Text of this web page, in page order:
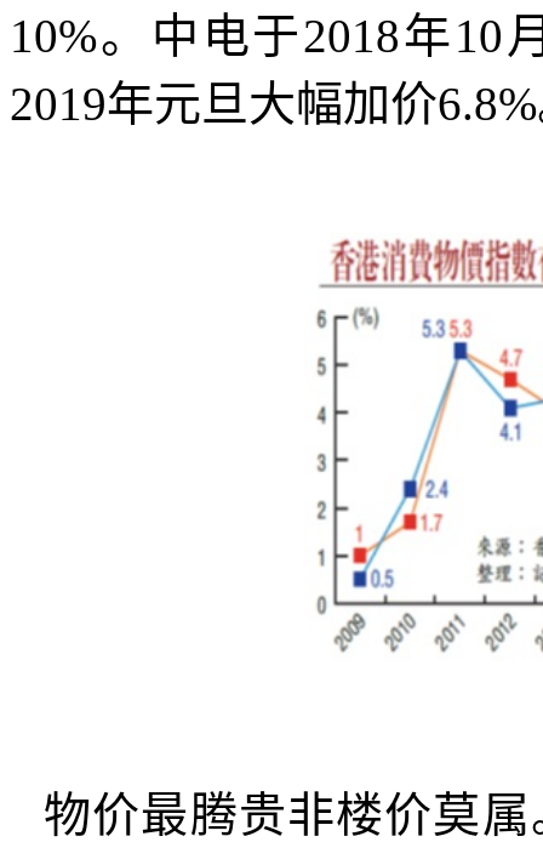
10%。中电于2018年10
2019年元旦大幅加价6.8%
物价最腾贵非楼价莫